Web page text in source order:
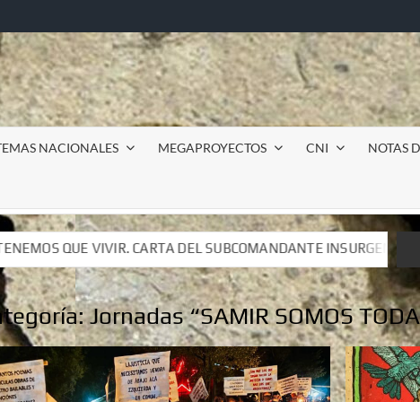
NACIONALES MEGAPROYECTOS CNI NOTAS
INSURGENTE MOISÉS A LUIS DE TAVIRA
INSURGENTE MOISÉS A LUIS DE TAVIRA
Jornadas “SAMIR SOMOS